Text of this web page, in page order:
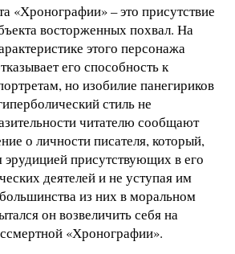
«Хронографии» – это присутствие
восторженных похвал. На
этого персонажа
его способность к
но изобилие панегириков
стиль не
читателю сообщают
о личности писателя, который,
эрудицией присутствующих в его
деятелей и не уступая им
из них в моральном
он возвеличить себя на
«Хронографии».